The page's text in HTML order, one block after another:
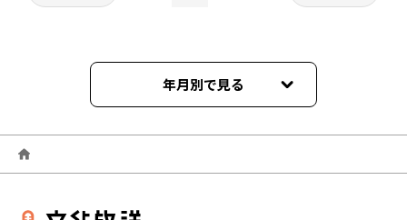
年月別で見る
2022年03月
2022年02月